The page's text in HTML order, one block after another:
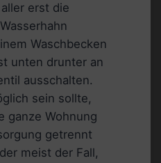
erst die
Waschbecken
unten drunter an
ausschalten.
sein sollte,
ganze Wohnung
getrennt
meist der Fall,